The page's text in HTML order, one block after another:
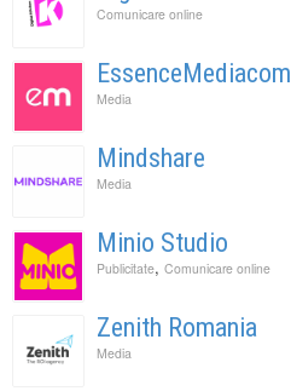
Comunicare online
EssenceMediacom
Media
Mindshare
Media
Minio Studio
Publicitate, Comunicare online
Zenith Romania
Media